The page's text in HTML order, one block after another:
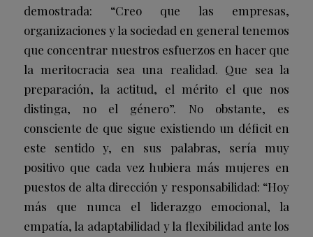
demostrada: “Creo que las empresas,
organizaciones y la sociedad en general tenemos
que concentrar nuestros esfuerzos en hacer que
la meritocracia sea una realidad. Que sea la
preparación, la actitud, el mérito el que nos
distinga, no el género”. No obstante, es
consciente de que sigue existiendo un déficit en
este sentido y, en sus palabras, sería muy
positivo que cada vez hubiera más mujeres en
puestos de alta dirección y responsabilidad: “Hoy
más que nunca el liderazgo emocional, la
empatía, la adaptabilidad y la flexibilidad ante los